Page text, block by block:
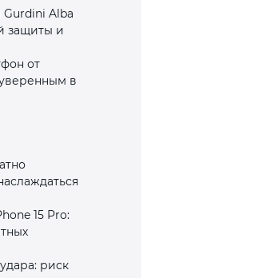
Gurdini Alba
защиты и
от
в
15 Pro:
риск